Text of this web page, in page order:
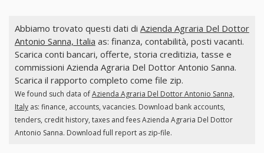
Abbiamo trovato questi dati di Azienda Agraria Del Dottor
Antonio Sanna, Italia as: finanza, contabilità, posti vacanti.
Scarica conti bancari, offerte, storia creditizia, tasse e
commissioni Azienda Agraria Del Dottor Antonio Sanna.
Scarica il rapporto completo come file zip.
We found such data ofAzienda Agraria Del Dottor Antonio Sanna,
Italyas: finance, accounts, vacancies. Download bank accounts,
tenders, credit history, taxes and fees Azienda Agraria Del Dottor
Antonio Sanna. Download full report as zip-file.